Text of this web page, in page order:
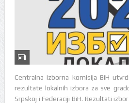
Centralna izborna komisija BiH
rezultate lokalnih izbora za sve
Srpskoj i Federaciji BiH. Rezultati